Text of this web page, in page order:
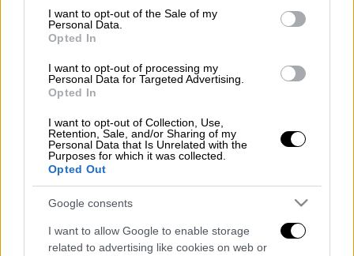
consent section.
I want to opt-out of the Sale of my
Personal Data.
Opted In
I want to opt-out of processing my
Personal Data for Targeted Advertising.
Opted In
I want to opt-out of Collection, Use,
Retention, Sale, and/or Sharing of my
Personal Data that Is Unrelated with the
Purposes for which it was collected.
Opted Out
Google consents
I want to allow Google to enable storage
related to advertising like cookies on web or
του 2018, αποφάσισε ομόφωνα το Μικτό
Ορκωτό Δικαστηρίου της Αθήνας.
Ειδικότερα, ένοχος κηρύχθηκε ο 32χρόνος
για τα αδικήματα της ανθρωποκτονίας από
πρόθεση κατά μόνας, της παράνομης
οπλοφορίας, της παράνομης οπλοχρησίας
ενώ ο 36χρόνος αδελφος του για το αδικημα
της απλής συνέργειας σε ανθρωποκτονία
από πρόθεση.Και οι δύο έχουν αρνηθεί την
ωστόσο πρόταση ενοχής έκανε
προ ημερών και αντεισαγγελέας της εδρας.